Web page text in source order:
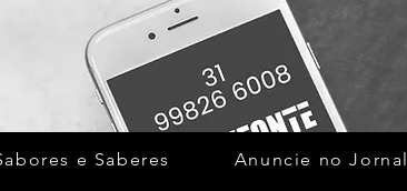
e Saberes Anuncie no Jornal